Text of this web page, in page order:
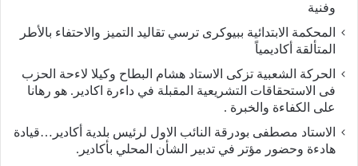
وفنية
المحكمة الابتدائية ببيوكرى ترسي تقاليد التميز والاحتفاء بالأطر
المتألقة أكاديمياً
الحركة الشعبية تزكى الاستاد هشام البطاح وكيلا لاءحة الحزب
فى الاستحقاقات التشريعية المقبلة في داءرة اكادير. هو رهانا
على الكفاءة والخبرة .
الاستاد مصطفى بودرقة النائب الاول لرئيس بلدية أكادير…قيادة
هادءة وحضور مؤتر في تدبير الشأن المحلي بأكادير.